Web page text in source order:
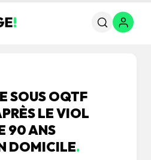
SOUS OQTF
LE VIOL
90 ANS
DOMICILE.